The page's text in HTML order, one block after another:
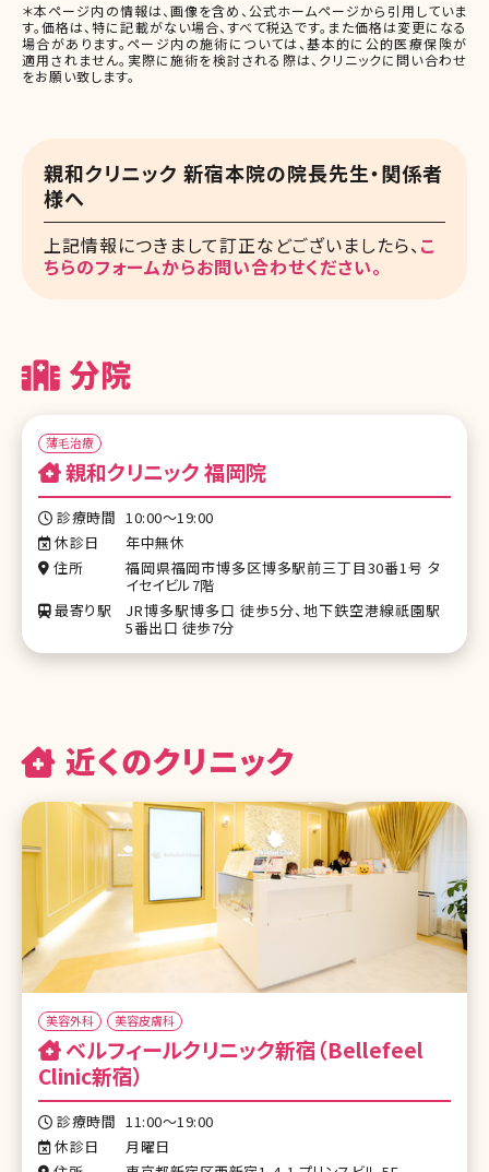
＊本ページ内の情報は、画像を含め、公式ホームページから引用していま
す。価格は、特に記載がない場合、すべて税込です。また価格は変更になる
場合があります。ページ内の施術については、基本的に公的医療保険が
適用されません。実際に施術を検討される際は、クリニックに問い合わせ
をお願い致します。
親和クリニック 新宿本院の院長先生・関係者
様へ
上記情報につきまして訂正などございましたら、こ
ちらのフォームからお問い合わせください。
分院
薄毛治療
親和クリニック 福岡院
診療時間 10:00～19:00
休診日
年中無休
住所
福岡県福岡市博多区博多駅前三丁目30番1号 タ
イセイビル7階
最寄り駅
JR博多駅博多口 徒歩5分、地下鉄空港線祇園駅
5番出口 徒歩7分
近くのクリニック
美容外科 美容皮膚科
Clinic新宿）
診療時間 11:00〜19:00
休診日
月曜日